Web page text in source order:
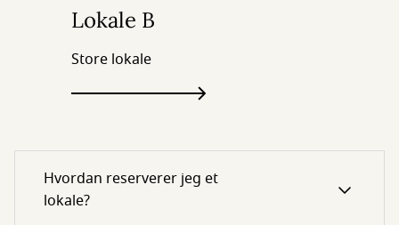
Lokale B
Store lokale
Hvordan reserverer jeg et
lokale?